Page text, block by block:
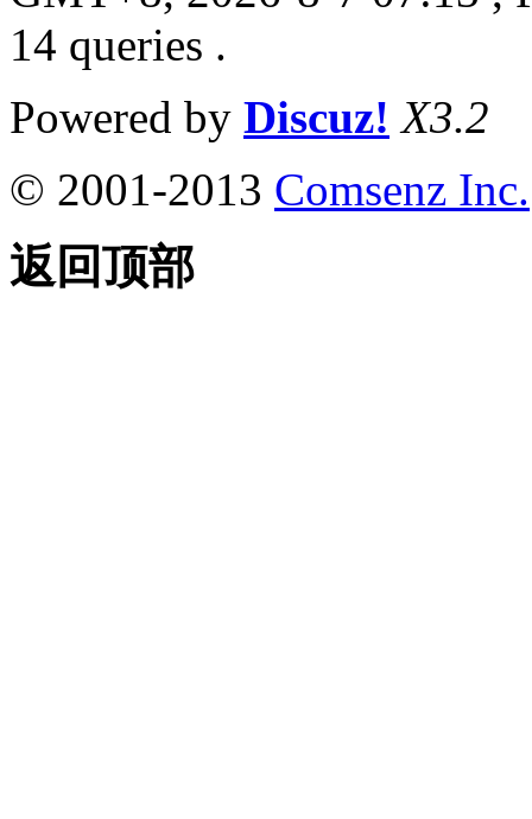
14 queries .
Powered by Discuz! X3.2
© 2001-2013 Comsenz Inc.
返回顶部